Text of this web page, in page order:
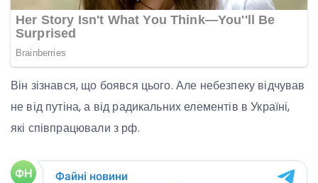
Він зізнався, що боявся цього. Але небезпеку відчував
не від путіна, а від радикальних елементів в Україні,
які співпрацювали з рф.